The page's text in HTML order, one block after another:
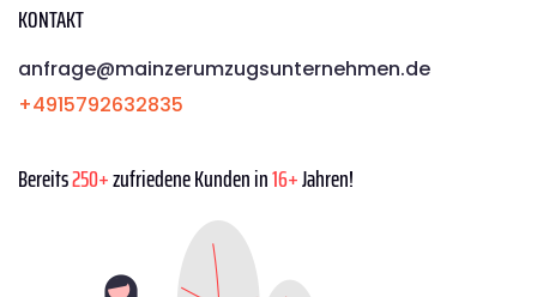
KONTAKT
anfrage@mainzerumzugsunternehmen.de
+4915792632835
Bereits250+zufriedene Kunden in16+Jahren!